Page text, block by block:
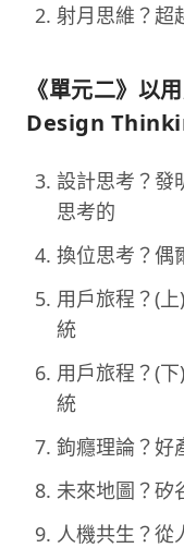
射月思維？超
《單元二》以
Design
設計思考？發
思考的
換位思考？偶
用戶旅程？(
統
用戶旅程？(
統
鉤癮理論？好
未來地圖？矽
人機共生？從